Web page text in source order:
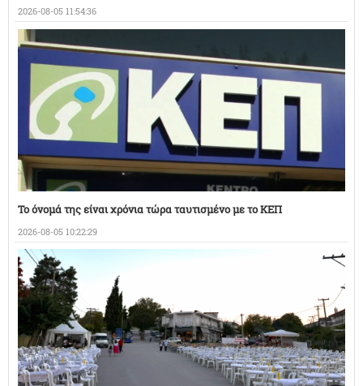
2026-08-05 11:54:36
Το όνομά της είναι χρόνια τώρα ταυτισμένο με το ΚΕΠ
2026-08-05 10:22:29